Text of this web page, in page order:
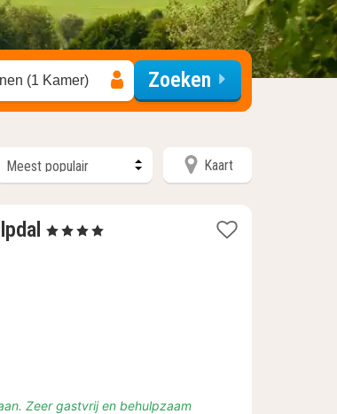
(1 Kamer) Zoeken
Kaart
3
, 4 Sterren
Zeer gastvrij en behulpzaam